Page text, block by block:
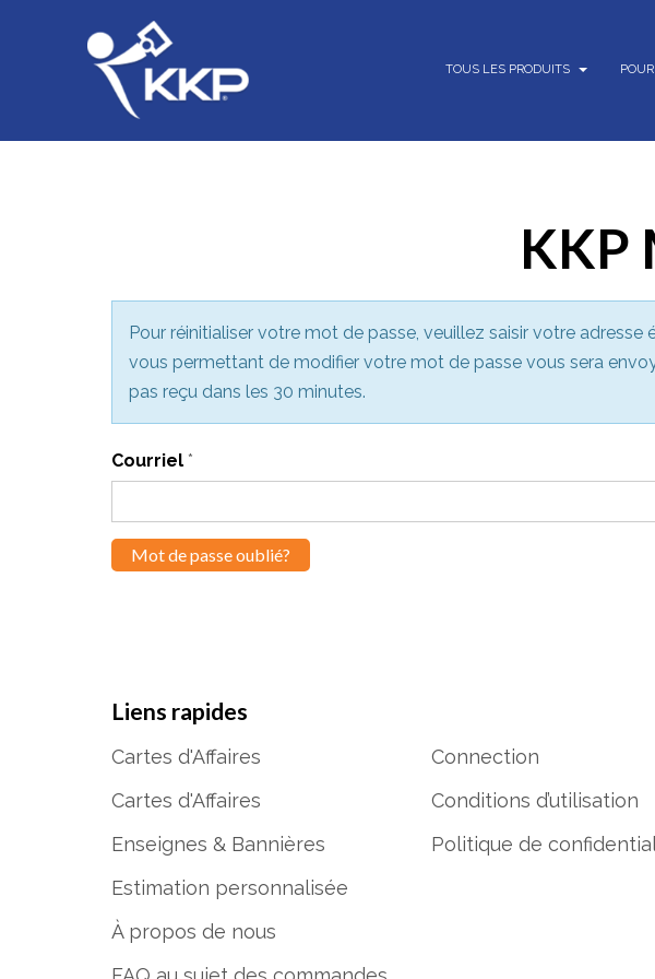
TOUS LES PRODUITS
KKP
Pour réinitialiser votre mot de passe, veuillez saisir votre
vous permettant de modifier votre mot de passe vous sera
pas reçu dans les 30 minutes.
Courriel *
Liens rapides
Cartes d'Affaires
Cartes d'Affaires
Enseignes & Bannières
Estimation personnalisée
À propos de nous
Connection
Conditions d’utilisation
Politique de